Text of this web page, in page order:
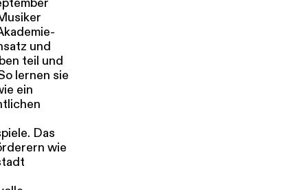
und
teil und
lernen sie
ein
Das
wie